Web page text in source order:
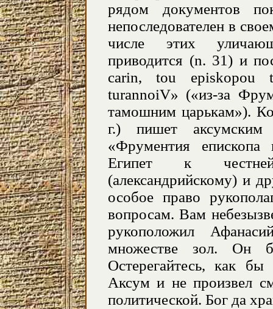
рядом документов
непоследователен в
числе этих
приводится (n. 31) и
carin, tou
turannoiV» («из-за
тамошним царькам»).
г.) пишет
«Фрументия
Египет к
(александрийскому) и
особое право
вопросам. Вам
рукоположил
множестве зол. Он
Остерегайтесь, как
Аксум и не произвел
политической. Бог да